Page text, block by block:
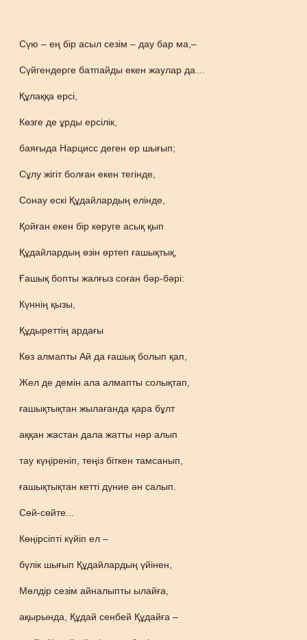
Сүю – ең бір асыл сезім – дау бар ма,–
Сүйгендерге батпайды екен жаулар да…
Құлаққа ерсі,
Көзге де ұрды ерсілік,
баяғыда Нарцисс деген ер шығып;
Сұлу жігіт болған екен тегінде,
Сонау ескі Құдайлардың елінде,
Қойған екен бір көруге асық қып
Құдайлардың өзін өртеп ғашықтық,
Ғашық бопты жалғыз соған бәр-бәрі:
Күннің қызы,
Құдыреттің ардағы
Көз алмапты Ай да ғашық болып қап,
Жел де демін ала алмапты солықтап,
ғашықтықтан жылағанда қара бұлт
аққан жастан дала жатты нәр алып
тау күңіреніп, теңіз біткен тамсанып,
ғашықтықтан кетті дүние ән салып.
Сөй-сөйте...
Көңірсіпті күйіп ел –
бүлік шығып Құдайлардың үйінен,
Мөлдір сезім айналыпты ылайға,
ақырында, Құдай сенбей Құдайға –